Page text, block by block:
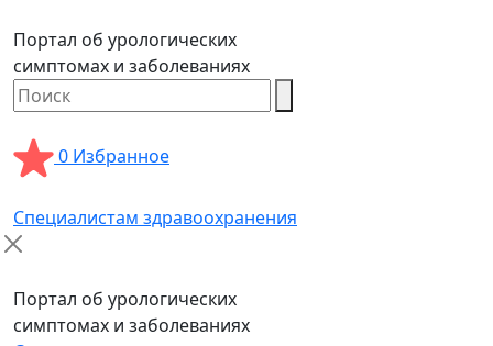
Портал об урологических
симптомах и заболеваниях
0 Избранное
Специалистам здравоохранения
Портал об урологических
симптомах и заболеваниях